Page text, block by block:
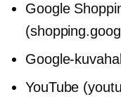
Google
Google-
YouTube